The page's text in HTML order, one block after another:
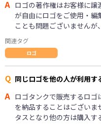
A ロゴの著作権はお客様に
が自由にロゴをご使用・編
ことも問題ございません
関連タグ
ロゴ
Q 同じロゴを他の人が利用す
A ロゴタンクで販売するロ
を納品することはござい
タスとなり他の方は購入